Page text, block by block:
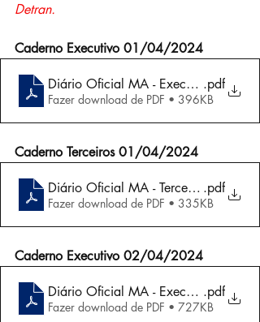
Detran.
Caderno Executivo 01/04/2024
Diário Oficial MA - Executivo 01-04-
.pdf
Fazer download de PDF • 396KB
Caderno Terceiros 01/04/2024
Diário Oficial MA - Terceiros 01-04-
.pdf
Fazer download de PDF • 335KB
Caderno Executivo 02/04/2024
Diário Oficial MA - Executivo 02-04-
.pdf
Fazer download de PDF • 727KB